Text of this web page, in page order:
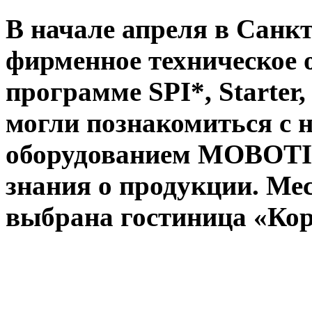
В начале апреля в
фирменное техническое
программе SPI*,
могли познакомиться с
оборудованием
знания о продукции.
выбрана гостиница